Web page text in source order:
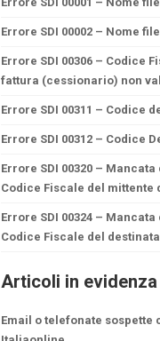
Errore SDI 00002 – Nome
Errore SDI 00306 – Codice
fattura (cessionario) non
Errore SDI 00311 – Codice
Errore SDI 00312 – Codice
Errore SDI 00320 –
Codice Fiscale del mittente
Errore SDI 00324 –
Codice Fiscale del
Articoli in evidenza
Email o telefonate sospette